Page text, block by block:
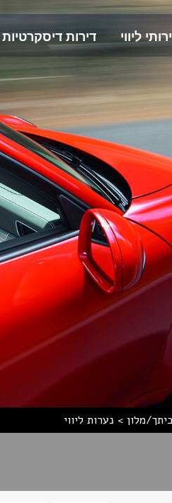
ליווי דירות דיסקרטיות
מלון > נערות ליווי